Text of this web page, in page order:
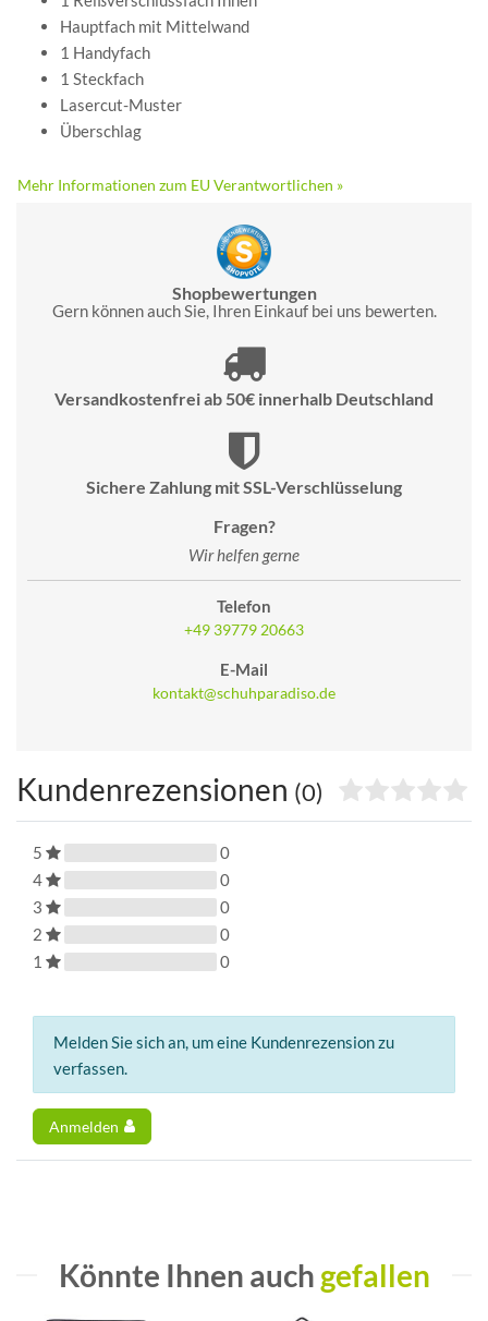
Hauptfach mit Mittelwand
1 Handyfach
1 Steckfach
Lasercut-Muster
Überschlag
Mehr Informationen zum EU Verantwortlichen »
Shopbewertungen
Gern können auch Sie, Ihren Einkauf bei uns bewerten.
Versandkostenfrei ab 50€ innerhalb Deutschland
Sichere Zahlung mit SSL-Verschlüsselung
Fragen?
Wir helfen gerne
Telefon
+49 39779 20663
E-Mail
kontakt@schuhparadiso.de
Kundenrezensionen (0)
5
0
4
0
3
0
2
0
1
0
Melden Sie sich an, um eine Kundenrezension zu
verfassen.
Anmelden
Könnte Ihnen auch gefallen